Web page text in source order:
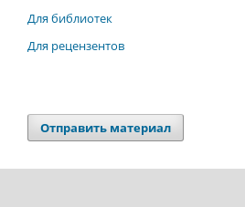
Для библиотек
Для рецензентов
Отправить материал